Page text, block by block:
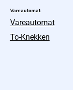
Vareautomat
Vareautomat
To-Knekken